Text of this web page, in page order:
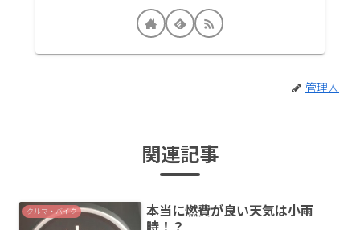
管理人
関連記事
クルマ・バイク
本当に燃費が良い天気は小雨
時！？